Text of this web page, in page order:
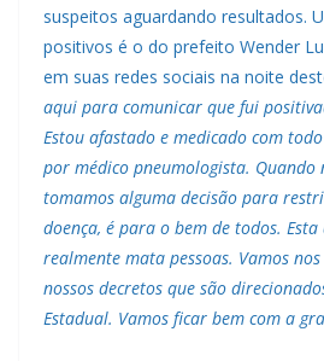
suspeitos aguardando resultados.
positivos é o do prefeito Wender
em suas redes sociais na noite
aqui para comunicar que fui
Estou afastado e medicado com
por médico pneumologista. Quando
tomamos alguma decisão para
doença, é para o bem de todos.
realmente mata pessoas. Vamos
nossos decretos que são
Estadual. Vamos ficar bem com a